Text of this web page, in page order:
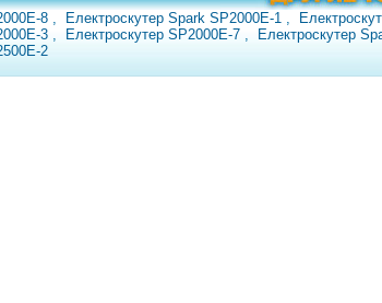
8 , Електроскутер Spark SP2000E-1 ,
3 , Електроскутер SP2000E-7 , Електроскутер
2